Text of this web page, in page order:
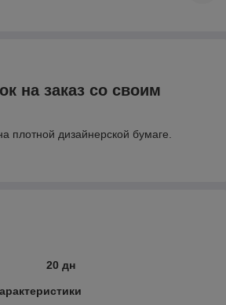
на заказ со своим
плотной дизайнерской бумаге.
20 дн